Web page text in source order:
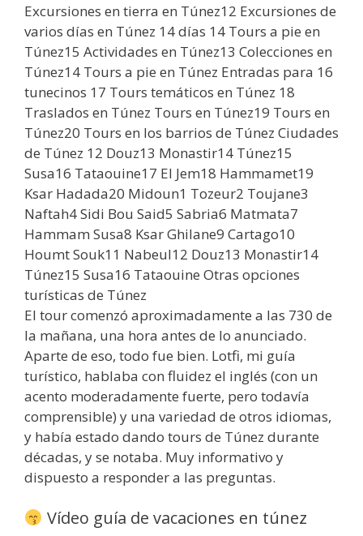
Excursiones en tierra en Túnez12 Excursiones de
varios días en Túnez 14 días 14 Tours a pie en
Túnez15 Actividades en Túnez13 Colecciones en
Túnez14 Tours a pie en Túnez Entradas para 16
tunecinos 17 Tours temáticos en Túnez 18
Traslados en Túnez Tours en Túnez19 Tours en
Túnez20 Tours en los barrios de Túnez Ciudades
de Túnez 12 Douz13 Monastir14 Túnez15
Susa16 Tataouine17 El Jem18 Hammamet19
Ksar Hadada20 Midoun1 Tozeur2 Toujane3
Naftah4 Sidi Bou Said5 Sabria6 Matmata7
Hammam Susa8 Ksar Ghilane9 Cartago10
Houmt Souk11 Nabeul12 Douz13 Monastir14
Túnez15 Susa16 Tataouine Otras opciones
turísticas de Túnez
El tour comenzó aproximadamente a las 730 de
la mañana, una hora antes de lo anunciado.
Aparte de eso, todo fue bien. Lotfi, mi guía
turístico, hablaba con fluidez el inglés (con un
acento moderadamente fuerte, pero todavía
comprensible) y una variedad de otros idiomas,
y había estado dando tours de Túnez durante
décadas, y se notaba. Muy informativo y
dispuesto a responder a las preguntas.
Vídeo guía de vacaciones en túnez